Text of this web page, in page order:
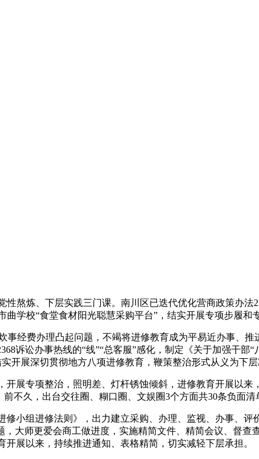
熬炼、下层实践三门课。南川区已迭代优化营商政策办法
曲学校“食堂食材阳光聪慧采购平台”，结实开展专项步履和
费办理凸起问题，不竭将进修教育成为平易近办事、推
诉讼办事热线的“线”“总客服”感化，制定《关于加强干部
开展深切贯彻地方八项进修教育，鞭策整治形式从义为下层
专项整治，照明差、灯杆锈蚀倾斜，进修教育开展以来
前不久，出台交往圈、糊口圈、文娱圈3个方面共30条负面清
组进修法则》，出力建立采购、办理、监视、办事、评
大师更爱会商工做进度，实施精简文件、精简会议、督查
开展以来，持续推进通知、表格精简，切实减轻下层承担。